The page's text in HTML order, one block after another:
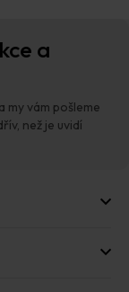
a
my vám pošleme
než je uvidí